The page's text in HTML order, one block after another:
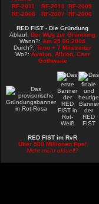
RF-2011
RF-2010 RF-2009
RF-2008
RF-2007 RF-2006
RED FIST - Die Gründung
Ablauf: Der Weg zur Gründung
Wann?: Am 25.06.2004
Durch?: Teno + 7 Mitstreiter
Wo?: Avalon, Albion, Caer
Gothwaite
RED FIST im RvR
Über 500 Millionen Rps!
Nicht mehr aktuell?